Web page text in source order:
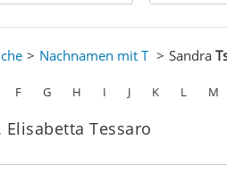
Nachnamen mit T Sandra
F G H I J K L M
Tessaro